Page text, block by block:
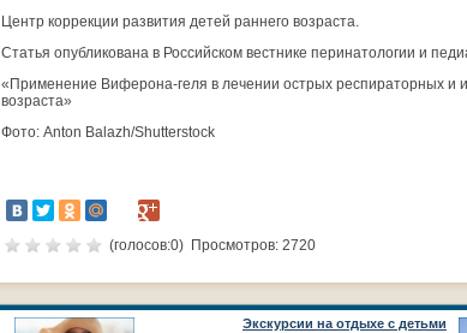
Центр коррекции развития детей раннего возраста.
Статья опубликована в Российском вестнике перинатологии и
«Применение Виферона-геля в лечении острых респираторных и
возраста»
Фото: Anton Balazh/Shutterstock
(голосов:0) Просмотров: 2720
Экскурсии на отдыхе с детьми